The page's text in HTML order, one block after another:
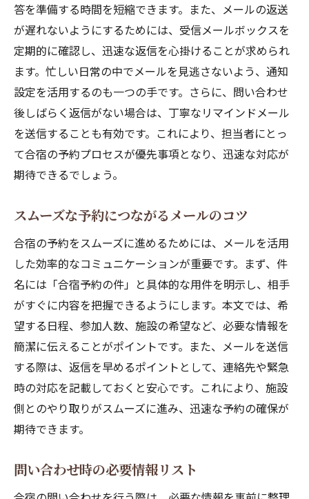
答を準備する時間を短縮できます。また、メールの返送
が遅れないようにするためには、受信メールボックスを
定期的に確認し、迅速な返信を心掛けることが求められ
ます。忙しい日常の中でメールを見逃さないよう、通知
設定を活用するのも一つの手です。さらに、問い合わせ
後しばらく返信がない場合は、丁寧なリマインドメール
を送信することも有効です。これにより、担当者にとっ
て合宿の予約プロセスが優先事項となり、迅速な対応が
期待できるでしょう。
スムーズな予約につながるメールのコツ
合宿の予約をスムーズに進めるためには、メールを活用
した効率的なコミュニケーションが重要です。まず、件
名には「合宿予約の件」と具体的な用件を明示し、相手
がすぐに内容を把握できるようにします。本文では、希
望する日程、参加人数、施設の希望など、必要な情報を
簡潔に伝えることがポイントです。また、メールを送信
する際は、返信を早めるポイントとして、連絡先や緊急
時の対応を記載しておくと安心です。これにより、施設
側とのやり取りがスムーズに進み、迅速な予約の確保が
期待できます。
問い合わせ時の必要情報リスト